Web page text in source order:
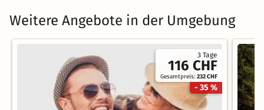
Weitere Angebote in der Umgebung
3 Tage
116 CHF
Gesamtpreis:232 CHF
- 35 %